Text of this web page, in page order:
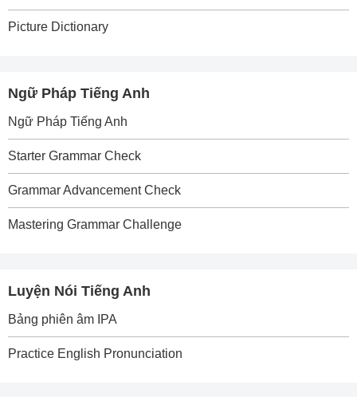
Picture Dictionary
Ngữ Pháp Tiếng Anh
Ngữ Pháp Tiếng Anh
Starter Grammar Check
Grammar Advancement Check
Mastering Grammar Challenge
Luyện Nói Tiếng Anh
Bảng phiên âm IPA
Practice English Pronunciation